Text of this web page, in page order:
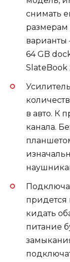
снимать
размерам
варианты
64 GB
SlateBook
в авто. К
канала.
придется
кидать
питание